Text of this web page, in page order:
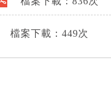
檔案下載：449次